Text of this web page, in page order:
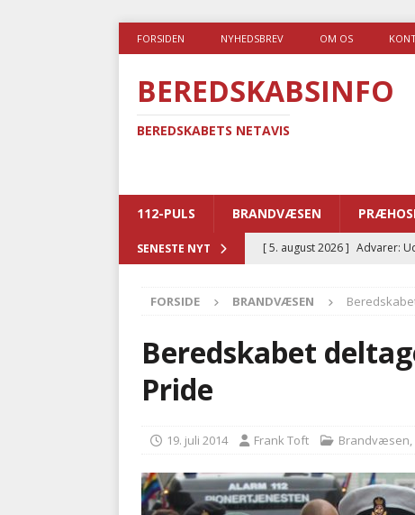
FORSIDEN NYHEDSBREV OM OS
BEREDSKABSINFO
BEREDSKABETS NETAVIS
112-PULS BRANDVÆSEN
SENESTE NYT [ 5. august 2026 ] Advarer:
[ 5. august 2026 ] Ny
[ 4. august 2026 ]
kriminalitet
BRANDVÆSEN
FORSIDE BRANDVÆSEN
Beredskabet
Pride
19. juli 2014 Frank Toft Brandvæsen,